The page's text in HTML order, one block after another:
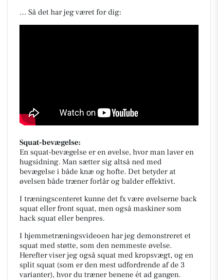
… Så det har jeg været for dig:
Squat-bevægelse:
En squat-bevægelse er en øvelse, hvor man laver en
hugsidning. Man sætter sig altså ned med
bevægelse i både knæ og hofte. Det betyder at
øvelsen både træner forlår og balder effektivt.
I træningscenteret kunne det fx være øvelserne back
squat eller front squat, men også maskiner som
hack squat eller benpres.
I hjemmetræningsvideoen har jeg demonstreret et
squat med støtte, som den nemmeste øvelse.
Herefter viser jeg også squat med kropsvægt, og en
split squat (som er den mest udfordrende af de 3
varianter), hvor du træner benene ét ad gangen.